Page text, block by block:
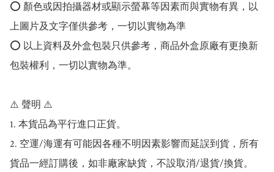
⭕️ 顏色或因拍攝器材或顯示螢幕等因素而與實物有異，以
上圖片及文字僅供參考，一切以實物為準
⭕️ 以上資料及外盒包裝只供參考，商品外盒原廠有更換新
包裝權利，一切以實物為準。
⚠️ 聲明 ⚠️
1. 本貨品為平行進口正貨。
2. 空運/海運有可能因各種不明因素影響而延誤到貨，所有
貨品一經訂購後，如非廠家缺貨，不設取消/退貨/換貨。